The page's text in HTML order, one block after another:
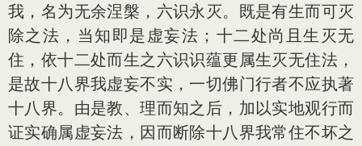
我，名为无余涅槃，六识永灭。既是有生而可灭
除之法，当知即是虚妄法；十二处尚且生灭无
住，依十二处而生之六识识蕴更属生灭无住法，
是故十八界我虚妄不实，一切佛门行者不应执著
十八界。由是教、理而知之后，加以实地观行而
证实确属虚妄法，因而断除十八界我常住不坏之